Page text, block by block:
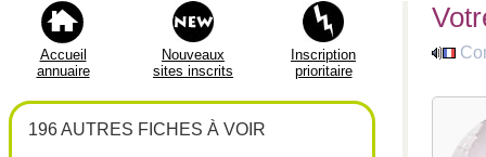
Accueil
annuaire
Nouveaux
sites inscrits
Inscription
prioritaire
196 AUTRES FICHES À VOIR